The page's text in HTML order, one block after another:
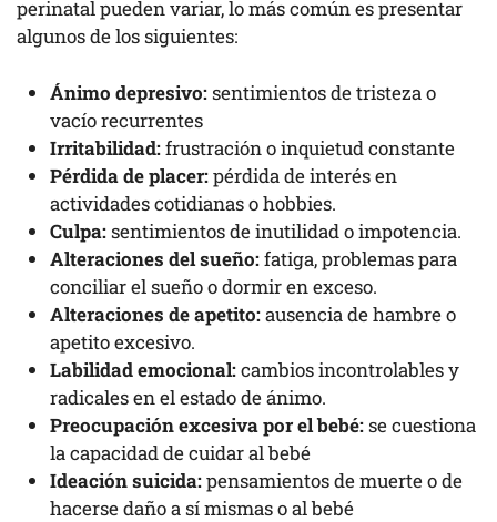
perinatal pueden variar, lo más común es presentar
algunos de los siguientes:
Ánimo depresivo:sentimientos de tristeza o
vacío recurrentes
Irritabilidad:frustración o inquietud constante
Pérdida de placer:pérdida de interés en
actividades cotidianas o hobbies.
Culpa:sentimientos de inutilidad o impotencia.
Alteraciones del sueño:fatiga, problemas para
conciliar el sueño o dormir en exceso.
Alteraciones de apetito:ausencia de hambre o
apetito excesivo.
Labilidad emocional:cambios incontrolables y
radicales en el estado de ánimo.
Preocupación excesiva por el bebé:se cuestiona
la capacidad de cuidar al bebé
Ideación suicida:pensamientos de muerte o de
hacerse daño a sí mismas o al bebé